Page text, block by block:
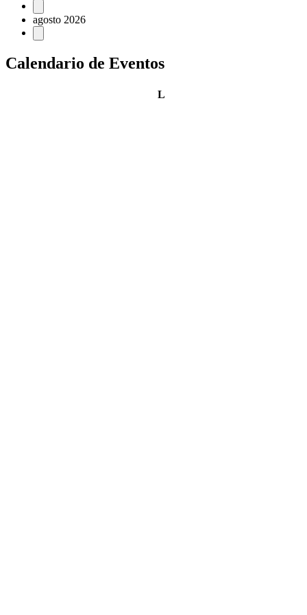
Eventos
agosto 2026
Calendario de Eventos
Llunes